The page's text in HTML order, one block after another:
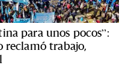
para unos pocos”:
reclamó trabajo,